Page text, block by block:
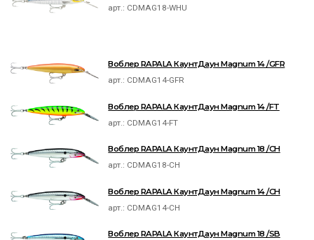
арт.: CDMAG18-WHU
Воблер RAPALA КаунтДаун Magnum 14 /GFR
арт.: CDMAG14-GFR
Воблер RAPALA КаунтДаун Magnum 14 /FT
арт.: CDMAG14-FT
Воблер RAPALA КаунтДаун Magnum 18 /CH
арт.: CDMAG18-CH
Воблер RAPALA КаунтДаун Magnum 14 /CH
арт.: CDMAG14-CH
Воблер RAPALA КаунтДаун Magnum 18 /SB